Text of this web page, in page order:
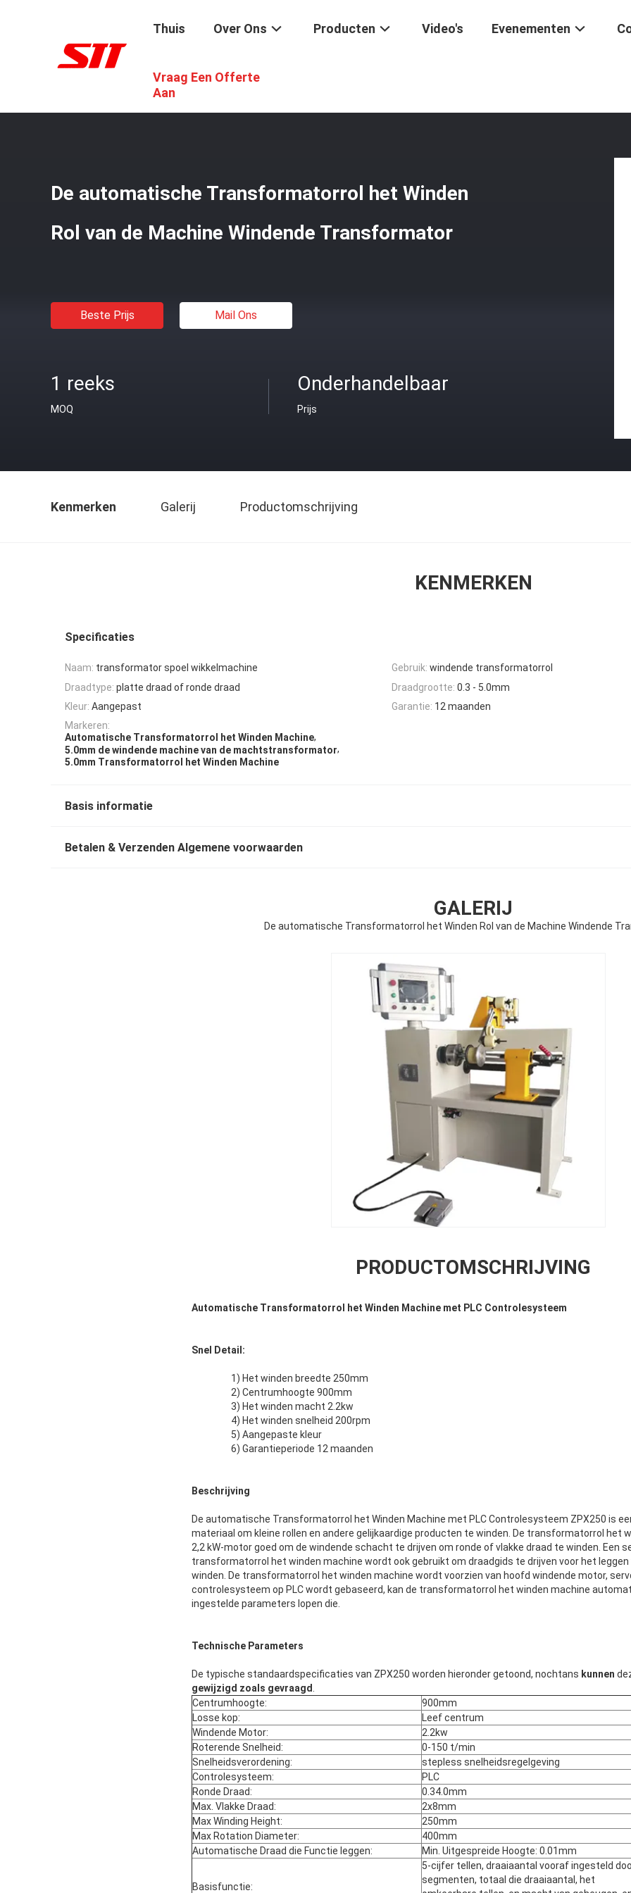
Thuis Over Ons Producten Video's Evenementen
Vraag Een Offerte
Aan
Transformatorrol Het Winden Machine
De automatische Transformatorrol het Winden
Rol van de Machine Windende Transformator
Beste Prijs Mail Ons
1 reeks
MOQ
Onderhandelbaar
Prijs
Kenmerken Galerij Productomschrijving
KENMERKEN
Specificaties
Naam: transformator spoel wikkelmachine Gebruik: windende transformatorrol
Draadtype: platte draad of ronde draad Draadgrootte: 0.3 - 5.0mm
Kleur: Aangepast Garantie: 12 maanden
Markeren:
Automatische Transformatorrol het Winden Machine,
5.0mm de windende machine van de machtstransformator,
5.0mm Transformatorrol het Winden Machine
Basis informatie
Betalen & Verzenden Algemene voorwaarden
GALERIJ
De automatische Transformatorrol het Winden Rol van de Machine Windende
PRODUCTOMSCHRIJVING
Automatische Transformatorrol het Winden Machine met PLC Controlesysteem
Snel Detail:
1) Het winden breedte 250mm
2) Centrumhoogte 900mm
3) Het winden macht 2.2kw
4) Het winden snelheid 200rpm
5) Aangepaste kleur
6) Garantieperiode 12 maanden
Beschrijving
De automatische Transformatorrol het Winden Machine met PLC Controlesysteem ZPX250 is
materiaal om kleine rollen en andere gelijkaardige producten te winden. De transformatorrol het
2,2 kW-motor goed om de windende schacht te drijven om ronde of vlakke draad te winden. Een
transformatorrol het winden machine wordt ook gebruikt om draadgids te drijven voor het leggen
winden. De transformatorrol het winden machine wordt voorzien van hoofd windende motor,
controlesysteem op PLC wordt gebaseerd, kan de transformatorrol het winden machine
ingestelde parameters lopen die.
Technische Parameters
De typische standaardspecificaties van ZPX250 worden hieronder getoond, nochtans kunnen
gewijzigd zoals gevraagd
Centrumhoogte:
900mm
Losse kop:
Leef centrum
Windende Motor:
2.2kw
Roterende Snelheid:
0-150 t/min
Snelheidsverordening:
stepless snelheidsregelgeving
Controlesysteem:
PLC
Ronde Draad:
0.34.0mm
Max. Vlakke Draad:
2x8mm
Max Winding Height:
250mm
Max Rotation Diameter:
400mm
Automatische Draad die Functie leggen:
Min. Uitgespreide Hoogte: 0.01mm
Basisfunctie:
5-cijfer tellen, draaiaantal vooraf ingesteld
segmenten, totaal die draaiaantal, het